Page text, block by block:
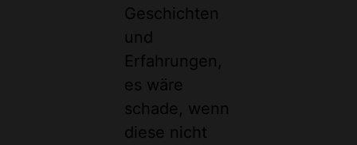
Geschichten
und
Erfahrungen,
es wäre
schade, wenn
diese nicht